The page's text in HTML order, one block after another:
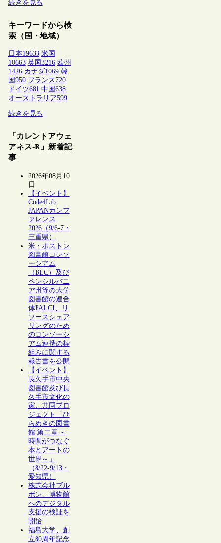
続きを見る
キーワードから検
索（国・地域）
日本19633 米国
10663 英国 3216 欧州
1426 カナダ1069 韓
国 950 フランス 720
ドイツ681 中国 638
オーストラリア599
続きを見る
「カレントアウェ
アネス-R」新着記
事
2026年08月10
日
【イベント】
Code4Lib
JAPANカンフ
ァレンス
2026（9/6-7・
三重県）
米・ボストン
図書館コンソ
ーシアム
（BLC）及び
ペンシルバニ
ア州等の大学
図書館の連合
体PALCI、リ
ソースシェア
リングのため
のコンソーシ
アム連携の枠
組みに関する
報告書を公開
【イベント】
長久手市中央
図書館及び長
久手市文化の
家、共同プロ
ジェクト「ひ
らめきの図書
館 第二章 ～
時間がつなぐ
本とアートの
世界～」
（8/22-9/13・
愛知県）
株式会社ブル
ボン、博物館
へのデジタル
支援の検証を
開始
福島大学、創
立80周年記念